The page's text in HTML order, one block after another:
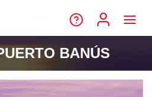
BANÚS